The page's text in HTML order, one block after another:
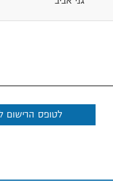
לטופס הרישום